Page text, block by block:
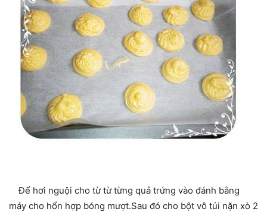
Để hơi nguội cho từ từ từng quả trứng vào đánh bằng
máy cho hổn hợp bóng mượt.Sau đó cho bột vô túi nặn xò 2